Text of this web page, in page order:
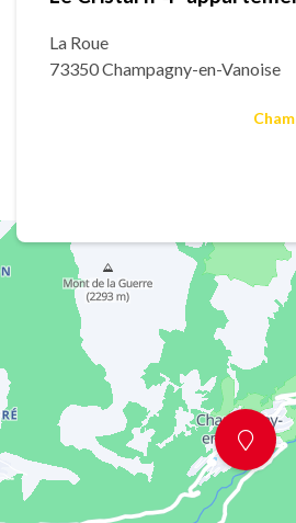
La Roue
73350 Champagny-en-Vanoise